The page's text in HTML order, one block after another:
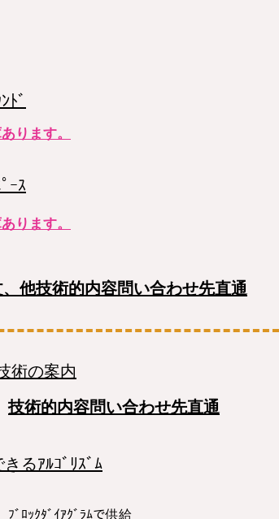
ﾄﾞ
ります。
ｰｽ
ります。
他技術的内容問い合わせ先直通
術の案内
技術的内容問い合わせ先直通
るｱﾙｺﾞﾘｽﾞﾑ
ﾌﾞﾛｯｸﾀﾞｲｱｸﾞﾗﾑで供給